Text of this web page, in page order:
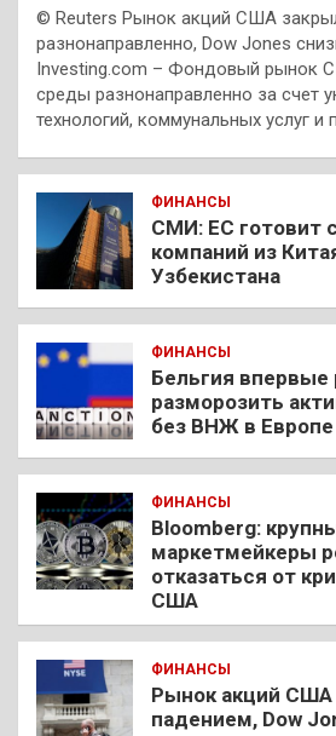
© Reuters Рынок акций США
разнонаправленно, Dow Jones
Investing.com – Фондовый рынок
среды разнонаправленно за счет
технологий, коммунальных услуг и
ФИНАНСЫ
СМИ: ЕС готовит
компаний из
Узбекистана
ФИНАНСЫ
Бельгия впервые
разморозить
без ВНЖ в Европе
ФИНАНСЫ
Bloomberg:
маркетмейкеры
отказаться от
США
ФИНАНСЫ
Рынок акций США
падением, Dow